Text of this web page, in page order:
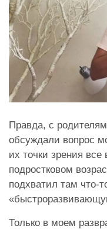
Правда, с
обсуждали вопрос
их точки зрения все
подростковом
подхватил там что-
Только в моем